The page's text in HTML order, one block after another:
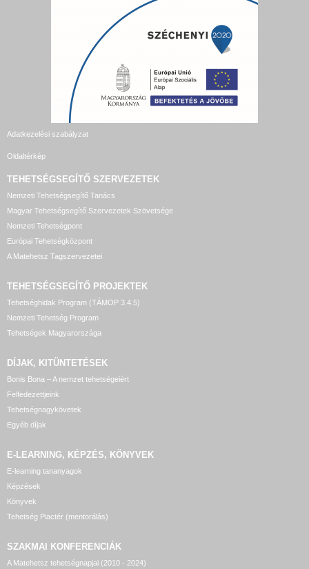
Adatkezelési szabályzat
Oldaltérkép
TEHETSÉGSEGÍTŐ SZERVEZETEK
Nemzeti Tehetségsegítő Tanács
Magyar Tehetségsegítő Szervezetek Szövetsége
Nemzeti Tehetségpont
Európai Tehetségközpont
A Matehetsz Tagszervezetei
TEHETSÉGSEGÍTŐ PROJEKTEK
Tehetséghidak Program (TÁMOP 3.4.5)
Nemzeti Tehetség Program
Tehetségek Magyarországa
DÍJAK, KITÜNTETÉSEK
Bonis Bona – A nemzet tehetségeiért
Felfedezettjeink
Tehetségnagykövetek
Egyéb díjak
E-LEARNING, KÉPZÉS, KÖNYVEK
E-learning tananyagok
Képzések
Könyvek
Tehetség Piactér (mentorálás)
SZAKMAI KONFERENCIÁK
A Matehetsz tehetségnapjai (2010 - 2024)